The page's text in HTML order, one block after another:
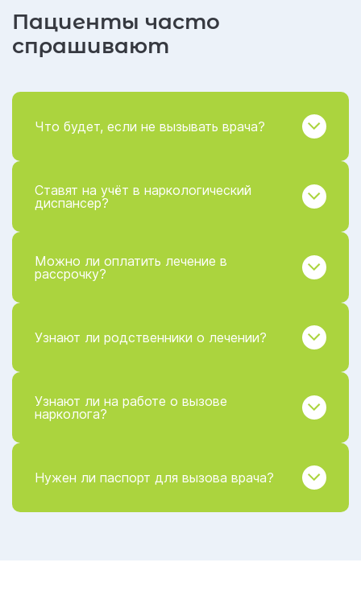
Пациенты часто
спрашивают
Что будет, если не вызывать врача?
Ставят на учёт в наркологический
диспансер?
Можно ли оплатить лечение в
рассрочку?
Узнают ли родственники о лечении?
Узнают ли на работе о вызове
нарколога?
Нужен ли паспорт для вызова врача?